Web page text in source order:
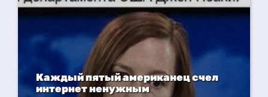
Каждый пятый американец счел
интернет ненужным